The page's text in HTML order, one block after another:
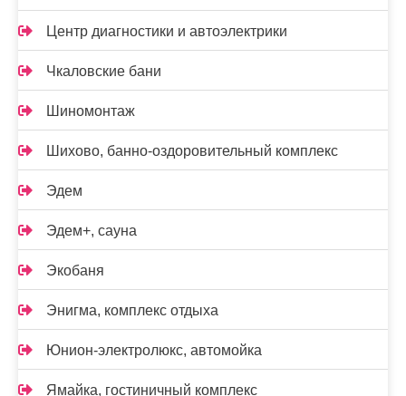
Центр диагностики и автоэлектрики
Чкаловские бани
Шиномонтаж
Шихово, банно-оздоровительный комплекс
Эдем
Эдем+, сауна
Экобаня
Энигма, комплекс отдыха
Юнион-электролюкс, автомойка
Ямайка, гостиничный комплекс